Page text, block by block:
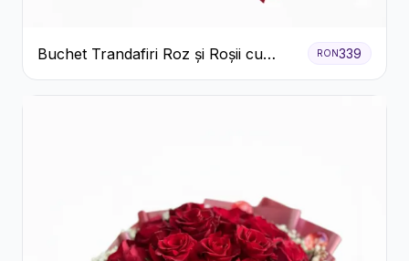
Buchet Trandafiri Roz și Roșii cu
Eucalipt și Gypsophila
RON339